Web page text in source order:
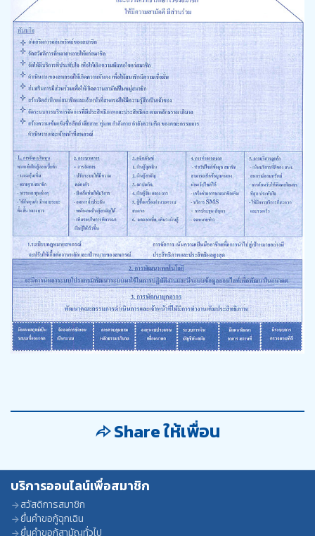
Share ให้เพื่อน
บริการออนไลน์เพื่อสมาชิก
สวัสดิการสมาชิก
ยื่นคำขอกู้ฉุกเฉิน
ยื่นคำขอกู้สามัญทั่วไป